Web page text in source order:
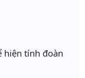
hiện tính đoàn